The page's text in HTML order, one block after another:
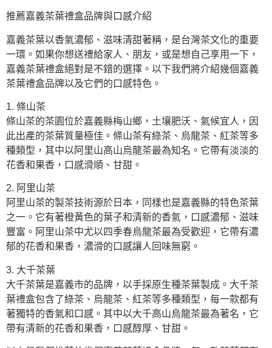
推薦嘉義茶葉禮盒品牌與口感介紹
嘉義茶葉以香氣濃郁、滋味清甜著稱，是台灣茶文化的重要
一環。如果你想送禮給家人、朋友，或是想自己享用一下，
嘉義茶葉禮盒絕對是不錯的選擇。以下我們將介紹幾個嘉義
茶葉禮盒品牌以及它們的口感特色。
1. 條山茶
條山茶的茶園位於嘉義縣梅山鄉，土壤肥沃、氣候宜人，因
此出產的茶葉質量極佳。條山茶有綠茶、烏龍茶、紅茶等多
種類型，其中以阿里山高山烏龍茶最為知名。它帶有淡淡的
花香和果香，口感滑順、甘甜。
2. 阿里山茶
阿里山茶的製茶技術源於日本，同樣也是嘉義縣的特色茶葉
之一。它有著橙黃色的葉子和清新的香氣，口感濃郁、滋味
豐富。阿里山茶中尤以四季春烏龍茶最為受歡迎，它帶有濃
郁的花香和果香，濃滑的口感讓人回味無窮。
3. 大千茶葉
大千茶葉是嘉義市的品牌，以手採原生種茶葉製成。大千茶
葉禮盒包含了綠茶、烏龍茶、紅茶等多種類型，每一款都有
著獨特的香氣和口感。其中以大千高山烏龍茶最為著名，它
帶有清新的花香和果香，口感醇厚、甘甜。